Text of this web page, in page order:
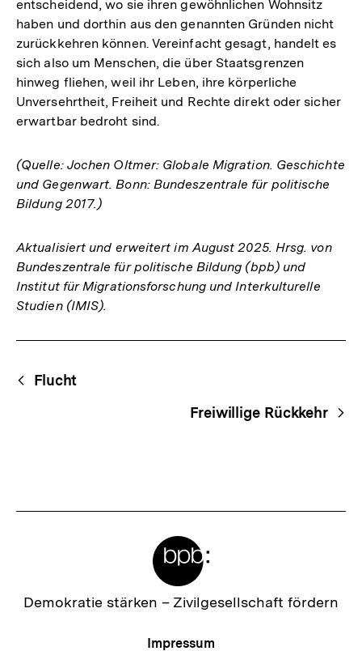
Link:
entscheidend, wo sie ihren gewöhnlichen Wohnsitz
haben und dorthin aus den genannten Gründen nicht
zurückkehren können. Vereinfacht gesagt, handelt es
sich also um Menschen, die über Staatsgrenzen
hinweg fliehen, weil ihr Leben, ihre körperliche
Unversehrtheit, Freiheit und Rechte direkt oder sicher
erwartbar bedroht sind.
(Quelle: Jochen Oltmer: Globale Migration. Geschichte
und Gegenwart. Bonn: Bundeszentrale für politische
Bildung 2017.)
Aktualisiert und erweitert im August 2025. Hrsg. von
Bundeszentrale für politische Bildung (bpb) und
Institut für Migrationsforschung und Interkulturelle
Studien (IMIS).
Begriffsnavigation
Content-
Navigation
Flucht
Freiwillige Rückkehr
Zur
Demokratie stärken – Zivilgesellschaft fördern
Meta-
Impressum